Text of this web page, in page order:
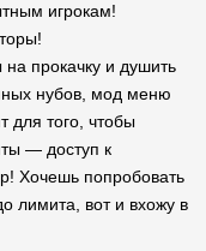
игрокам!
на прокачку и душить
нубов, мод меню
для того, чтобы
— доступ к
Хочешь попробовать
лимита, вот и вхожу в